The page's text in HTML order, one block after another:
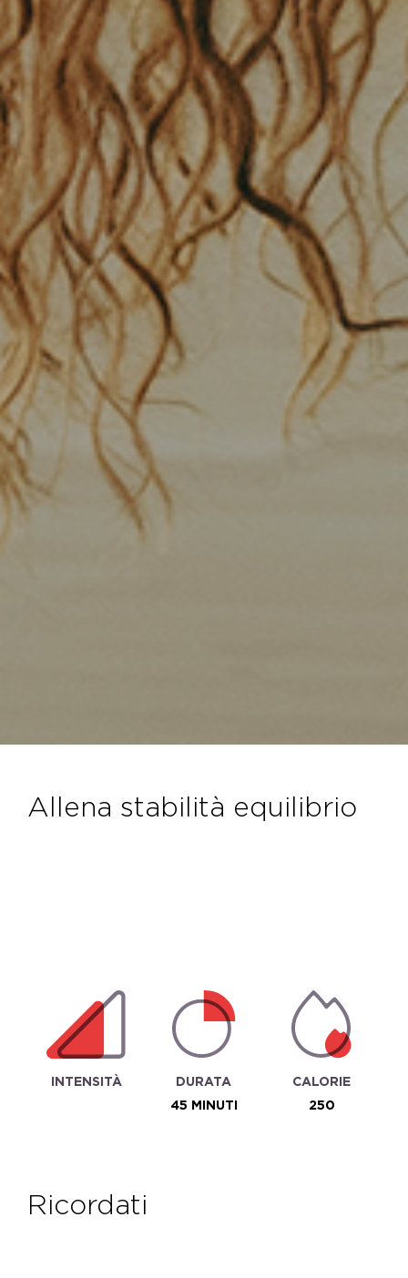
allena stabilità equilibrio
INTENSITÀ
DURATA
45 MINUTI
CALORIE
250
ricordati